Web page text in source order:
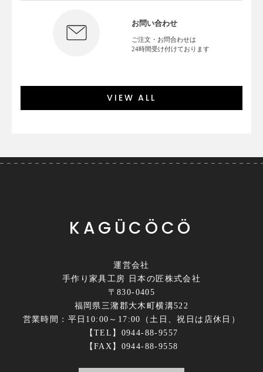
お問い合わせ
ご注文・お問合わせは
24時間受け付けております
VIEW ALL
KAGÜCÖCÖ
運営会社
手作り家具工房 日本の匠株式会社
〒830-0405
福岡県三潴郡大木町横溝522
営業時間：平日10:00～17:00（土日、祝日は店休日）
【TEL】0944-88-9557
【FAX】0944-88-9558